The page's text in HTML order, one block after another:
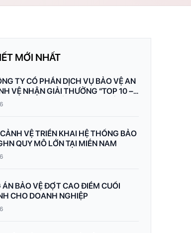
MỚI NHẤT
TY CỔ PHẦN DỊCH VỤ BẢO VỆ AN
VỆ NHẬN GIẢI THƯỞNG “TOP 10 –
UY TÍN CHẤT LƯỢNG QUỐC GIA
VỆ TRIỂN KHAI HỆ THỐNG BẢO
QUY MÔ LỚN TẠI MIỀN NAM
ÁN BẢO VỆ ĐỢT CAO ĐIỂM CUỐI
CHO DOANH NGHIỆP